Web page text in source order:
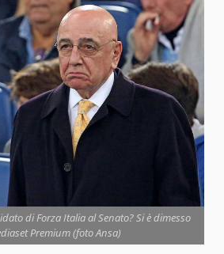
di Forza Italia al Senato? Si è dimesso
Premium (foto Ansa)